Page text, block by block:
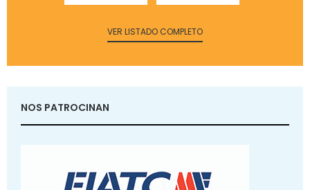
VER LISTADO COMPLETO
NOS PATROCINAN